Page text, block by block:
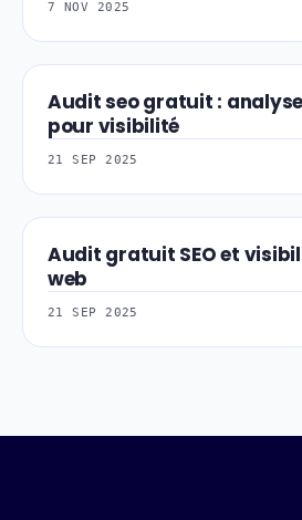
7 NOV 2025
WEB-UX-UI-DESIGN
Audit seo gratuit :
pour visibilité
21 SEP 2025
SEO-REFERENCEMEN
Audit gratuit SEO et
web
21 SEP 2025